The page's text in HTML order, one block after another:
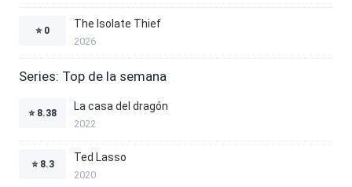
⭐ 0
The Isolate Thief
2026
Series: Top de la semana
⭐ 8.38
La casa del dragón
2022
⭐ 8.3
Ted Lasso
2020